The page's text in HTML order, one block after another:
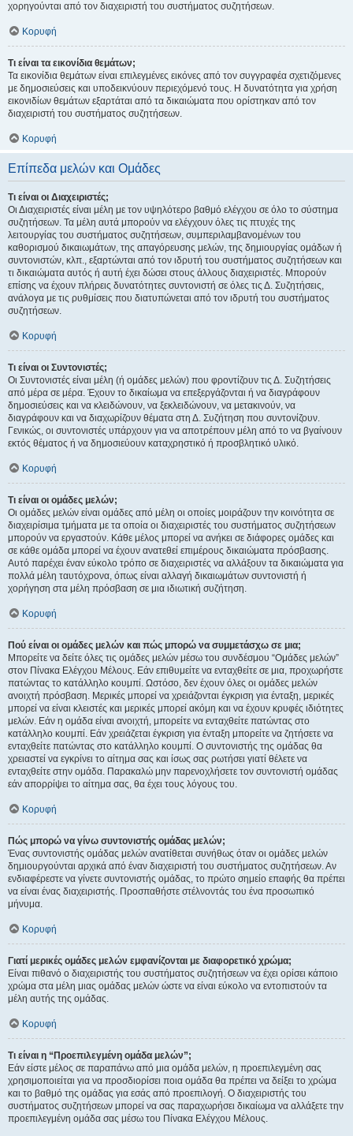
χορηγούνται από τον διαχειριστή του συστήματος συζητήσεων.
Κορυφή
Τι είναι τα εικονίδια θεμάτων;
Τα εικονίδια θεμάτων είναι επιλεγμένες εικόνες από τον συγγραφέα σχετιζόμενες
με δημοσιεύσεις και υποδεικνύουν περιεχόμενό τους. Η δυνατότητα για χρήση
εικονιδίων θεμάτων εξαρτάται από τα δικαιώματα που ορίστηκαν από τον
διαχειριστή του συστήματος συζητήσεων.
Κορυφή
Επίπεδα μελών και Ομάδες
Τι είναι οι Διαχειριστές;
Οι Διαχειριστές είναι μέλη με τον υψηλότερο βαθμό ελέγχου σε όλο το σύστημα
συζητήσεων. Τα μέλη αυτά μπορούν να ελέγχουν όλες τις πτυχές της
λειτουργίας του συστήματος συζητήσεων, συμπεριλαμβανομένων του
καθορισμού δικαιωμάτων, της απαγόρευσης μελών, της δημιουργίας ομάδων ή
συντονιστών, κλπ., εξαρτώνται από τον ιδρυτή του συστήματος συζητήσεων και
τι δικαιώματα αυτός ή αυτή έχει δώσει στους άλλους διαχειριστές. Μπορούν
επίσης να έχουν πλήρεις δυνατότητες συντονιστή σε όλες τις Δ. Συζητήσεις,
ανάλογα με τις ρυθμίσεις που διατυπώνεται από τον ιδρυτή του συστήματος
συζητήσεων.
Κορυφή
Τι είναι οι Συντονιστές;
Οι Συντονιστές είναι μέλη (ή ομάδες μελών) που φροντίζουν τις Δ. Συζητήσεις
από μέρα σε μέρα. Έχουν το δικαίωμα να επεξεργάζονται ή να διαγράφουν
δημοσιεύσεις και να κλειδώνουν, να ξεκλειδώνουν, να μετακινούν, να
διαγράφουν και να διαχωρίζουν θέματα στη Δ. Συζήτηση που συντονίζουν.
Γενικώς, οι συντονιστές υπάρχουν για να αποτρέπουν μέλη από το να βγαίνουν
εκτός θέματος ή να δημοσιεύουν καταχρηστικό ή προσβλητικό υλικό.
Κορυφή
Τι είναι οι ομάδες μελών;
Οι ομάδες μελών είναι ομάδες από μέλη οι οποίες μοιράζουν την κοινότητα σε
διαχειρίσιμα τμήματα με τα οποία οι διαχειριστές του συστήματος συζητήσεων
μπορούν να εργαστούν. Κάθε μέλος μπορεί να ανήκει σε διάφορες ομάδες και
σε κάθε ομάδα μπορεί να έχουν ανατεθεί επιμέρους δικαιώματα πρόσβασης.
Αυτό παρέχει έναν εύκολο τρόπο σε διαχειριστές να αλλάξουν τα δικαιώματα για
πολλά μέλη ταυτόχρονα, όπως είναι αλλαγή δικαιωμάτων συντονιστή ή
χορήγηση στα μέλη πρόσβαση σε μια ιδιωτική συζήτηση.
Κορυφή
Πού είναι οι ομάδες μελών και πώς μπορώ να συμμετάσχω σε μια;
Μπορείτε να δείτε όλες τις ομάδες μελών μέσω του συνδέσμου “Ομάδες μελών”
στον Πίνακα Ελέγχου Μέλους. Εάν επιθυμείτε να ενταχθείτε σε μια, προχωρήστε
πατώντας το κατάλληλο κουμπί. Ωστόσο, δεν έχουν όλες οι ομάδες μελών
ανοιχτή πρόσβαση. Μερικές μπορεί να χρειάζονται έγκριση για ένταξη, μερικές
μπορεί να είναι κλειστές και μερικές μπορεί ακόμη και να έχουν κρυφές ιδιότητες
μελών. Εάν η ομάδα είναι ανοιχτή, μπορείτε να ενταχθείτε πατώντας στο
κατάλληλο κουμπί. Εάν χρειάζεται έγκριση για ένταξη μπορείτε να ζητήσετε να
ενταχθείτε πατώντας στο κατάλληλο κουμπί. Ο συντονιστής της ομάδας θα
χρειαστεί να εγκρίνει το αίτημα σας και ίσως σας ρωτήσει γιατί θέλετε να
ενταχθείτε στην ομάδα. Παρακαλώ μην παρενοχλήσετε τον συντονιστή ομάδας
εάν απορρίψει το αίτημα σας, θα έχει τους λόγους του.
Κορυφή
Πώς μπορώ να γίνω συντονιστής ομάδας μελών;
Ένας συντονιστής ομάδας μελών ανατίθεται συνήθως όταν οι ομάδες μελών
δημιουργούνται αρχικά από έναν διαχειριστή του συστήματος συζητήσεων. Αν
ενδιαφέρεστε να γίνετε συντονιστής ομάδας, το πρώτο σημείο επαφής θα πρέπει
να είναι ένας διαχειριστής. Προσπαθήστε στέλνοντάς του ένα προσωπικό
μήνυμα.
Κορυφή
Γιατί μερικές ομάδες μελών εμφανίζονται με διαφορετικό χρώμα;
Είναι πιθανό ο διαχειριστής του συστήματος συζητήσεων να έχει ορίσει κάποιο
χρώμα στα μέλη μιας ομάδας μελών ώστε να είναι εύκολο να εντοπιστούν τα
μέλη αυτής της ομάδας.
Κορυφή
Τι είναι η “Προεπιλεγμένη ομάδα μελών”;
Εάν είστε μέλος σε παραπάνω από μια ομάδα μελών, η προεπιλεγμένη σας
χρησιμοποιείται για να προσδιορίσει ποια ομάδα θα πρέπει να δείξει το χρώμα
και το βαθμό της ομάδας για εσάς από προεπιλογή. Ο διαχειριστής του
συστήματος συζητήσεων μπορεί να σας παραχωρήσει δικαίωμα να αλλάξετε την
προεπιλεγμένη ομάδα σας μέσω του Πίνακα Ελέγχου Μέλους.